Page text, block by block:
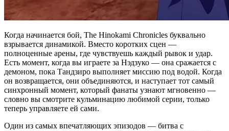
Когда начинается бой, The Hinokami Chronicles буквально
взрывается динамикой. Вместо коротких сцен —
полноценные арены, где чувствуешь каждый рывок и удар.
Есть момент, когда вы играете за Нэдзуко — она сражается с
демоном, пока Тандзиро выполняет миссию под водой. Когда
он возвращается, они объединяются, и наступает тот самый
синхронный момент, который фанаты узнают мгновенно —
словно вы смотрите кульминацию любимой серии, только
теперь управляете ей сами.
Один из самых впечатляющих эпизодов — битва с